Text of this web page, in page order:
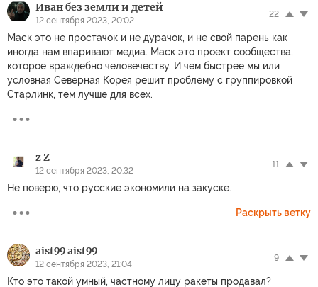
Иван без земли и детей
12 сентября 2023, 20:02
22
Маск это не простачок и не дурачок, и не свой парень как
иногда нам впаривают медиа. Маск это проект сообщества,
которое враждебно человечеству. И чем быстрее мы или
условная Северная Корея решит проблему с группировкой
Старлинк, тем лучше для всех.
z Z
12 сентября 2023, 20:32
11
Не поверю, что русские экономили на закуске.
Раскрыть ветку
aist99 aist99
12 сентября 2023, 21:04
9
Кто это такой умный, частному лицу ракеты продавал?